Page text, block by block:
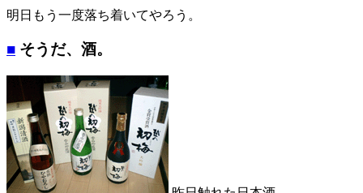
明日もう一度落ち着いてやろう。
■ そうだ、酒。